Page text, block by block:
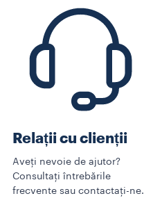
Relații cu clienții
Aveți nevoie de ajutor?
Consultați întrebările
frecvente sau contactați-ne.